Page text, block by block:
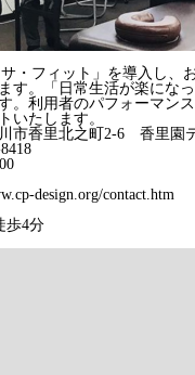
・フィット」を導入し、
す。「日常生活が楽にな
。利用者のパフォーマン
いたします。
市香里北之町2-6 香里園
design.org/contact.htm
歩4分